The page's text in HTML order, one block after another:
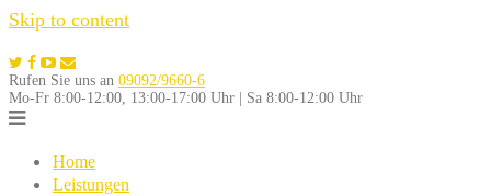
Skip to content
Rufen Sie uns an 09092/9660-6
Mo-Fr 8:00-12:00, 13:00-17:00 Uhr | Sa 8:00-12:00 Uhr
Home
Leistungen